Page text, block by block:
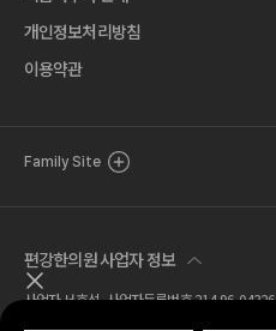
퀵메뉴 닫기
개인정보처리방침
이용약관
Family Site
편강한의원 사업자 정보
사업자 서호석 사업자등록번호 214-96-04326